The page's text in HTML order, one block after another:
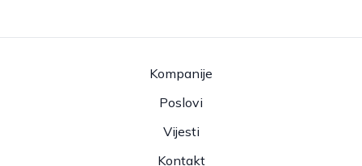
Kompanije
Poslovi
Vijesti
Kontakt